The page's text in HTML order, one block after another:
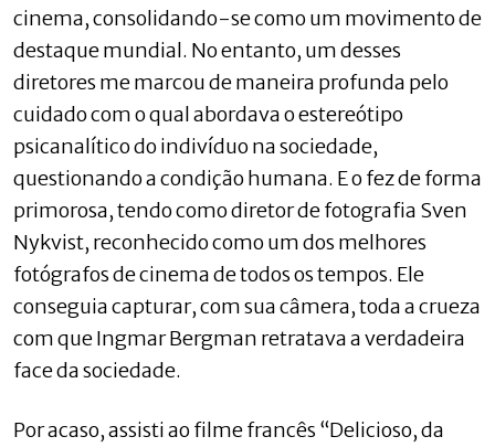
cinema, consolidando-se como um movimento de
destaque mundial. No entanto, um desses
diretores me marcou de maneira profunda pelo
cuidado com o qual abordava o estereótipo
psicanalítico do indivíduo na sociedade,
questionando a condição humana. E o fez de forma
primorosa, tendo como diretor de fotografia Sven
Nykvist, reconhecido como um dos melhores
fotógrafos de cinema de todos os tempos. Ele
conseguia capturar, com sua câmera, toda a crueza
com que Ingmar Bergman retratava a verdadeira
face da sociedade.
Por acaso, assisti ao filme francês “Delicioso, da